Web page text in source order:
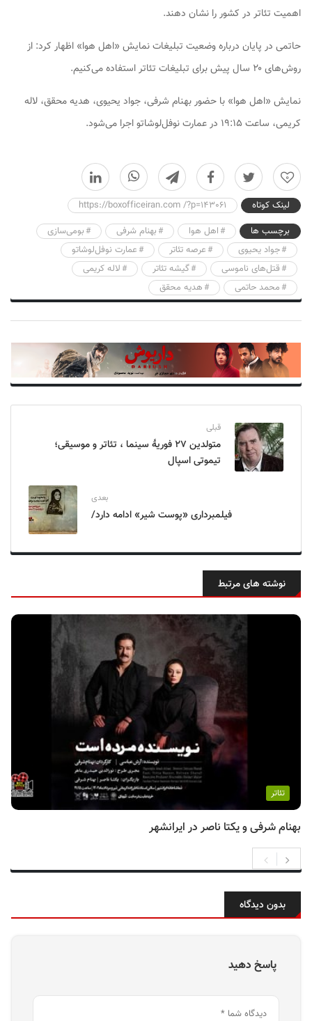
اهمیت تئاتر در کشور را نشان دهند.
حاتمی در پایان درباره وضعیت تبلیغات نمایش «اهل هوا» اظهار کرد: از
روش‌های ۲۰ سال پیش برای تبلیغات تئاتر استفاده می‌کنیم.
نمایش «اهل هوا» با حضور بهنام شرفی، جواد یحیوی، هدیه محقق، لاله
کریمی، ساعت ۱۹:۱۵ در عمارت نوفل‌لوشاتو اجرا می‌شود.
0
لینک کوتاه
https://boxofficeiran.com /?p=143061
برچسب ها
اهل هوا بهنام شرفی
بومی‌سازی
جواد یحیوی
عرصه تئاتر
عمارت نوفل‌لوشاتو
قتل‌های ناموسی
گیشه تئاتر
لاله کریمی
محمد حاتمی
هدیه محقق
قبلی
متولدین ۲۷ فوریهٔ سینما ، تئاتر و موسیقی؛
تیموتی اسپال
بعدی
فیلمبرداری «پوست شیر» ادامه دارد/
نوشته های مرتبط
تئاتر
بهنام شرفی و یکتا ناصر در ایرانشهر
بدون دیدگاه
پاسخ دهید